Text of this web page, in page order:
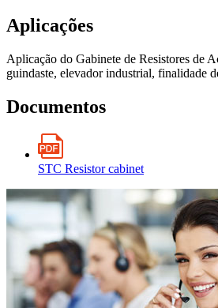
Aplicações
Aplicação do Gabinete de Resistores de
guindaste, elevador industrial, finalidade
Documentos
STC Resistor cabinet